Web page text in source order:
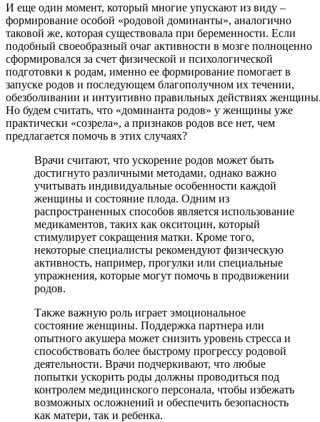
И еще один момент, который многие упускают из виду –
формирование особой «родовой доминанты», аналогично
таковой же, которая существовала при беременности. Если
подобный своеобразный очаг активности в мозге полноценно
сформировался за счет физической и психологической
подготовки к родам, именно ее формирование помогает в
запуске родов и последующем благополучном их течении,
обезболивании и интуитивно правильных действиях
Но будем считать, что «доминанта родов» у женщины уже
практически «созрела», а признаков родов все нет, чем
предлагается помочь в этих случаях?
Врачи считают, что ускорение родов может быть
достигнуто различными методами, однако важно
учитывать индивидуальные особенности каждой
женщины и состояние плода. Одним из
распространенных способов является использование
медикаментов, таких как окситоцин, который
стимулирует сокращения матки. Кроме того,
некоторые специалисты рекомендуют физическую
активность, например, прогулки или специальные
упражнения, которые могут помочь в продвижении
родов.
Также важную роль играет эмоциональное
состояние женщины. Поддержка партнера или
опытного акушера может снизить уровень стресса и
способствовать более быстрому прогрессу родовой
деятельности. Врачи подчеркивают, что любые
попытки ускорить роды должны проводиться под
контролем медицинского персонала, чтобы избежать
возможных осложнений и обеспечить безопасность
как матери, так и ребенка.